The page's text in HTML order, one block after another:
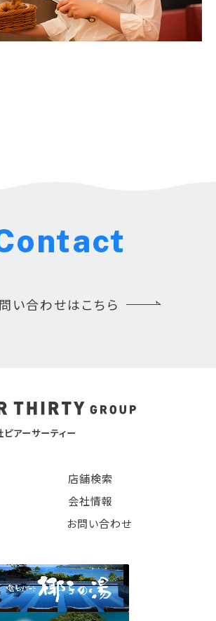
い合わせはこちら
アーサーティー
店舗検索
会社情報
お問い合わせ